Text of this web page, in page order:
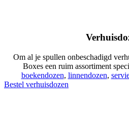
Om al je spullen onbeschadigd
Boxes een ruim assortiment
boekendozen, linnendozen,
Bestel verhuisdozen